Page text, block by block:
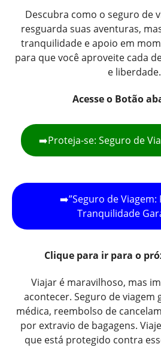
Descubra como o seguro de
resguarda suas aventuras,
tranquilidade e apoio em
para que você aproveite cada
e liberdade.
Acesse o Botão
➡️Proteja-se: Seguro de
➡️”Seguro de Viagem:
Tranquilidade
Clique para ir para o
Viajar é maravilhoso, mas
acontecer. Seguro de viagem
médica, reembolso de
por extravio de bagagens.
que está protegido contra